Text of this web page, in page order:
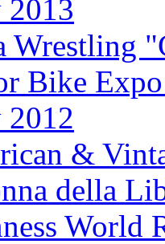
2013
Wrestling
Bike
2012
&
della
World